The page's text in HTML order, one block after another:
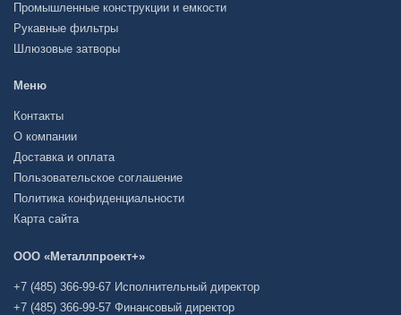
Промышленные конструкции и емкости
Рукавные фильтры
Шлюзовые затворы
Меню
Контакты
О компании
Доставка и оплата
Пользовательское соглашение
Политика конфиденциальности
Карта сайта
ООО «Металлпроект+»
+7 (485) 366-99-67 Исполнительный директор
+7 (485) 366-99-57 Финансовый директор